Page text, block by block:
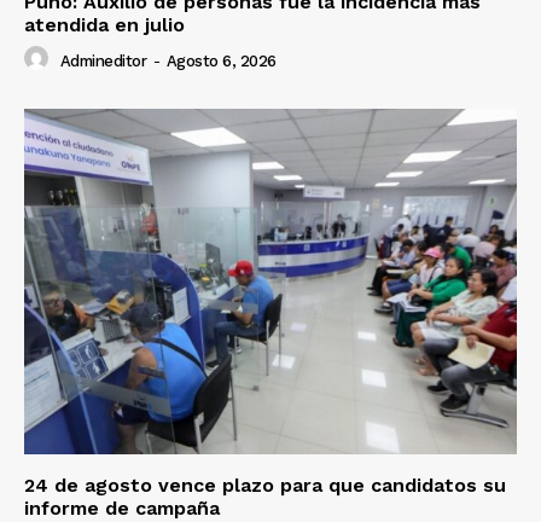
atendida en julio
Admineditor - Agosto 6, 2026
24 de agosto vence plazo para que candidatos su
informe de campaña